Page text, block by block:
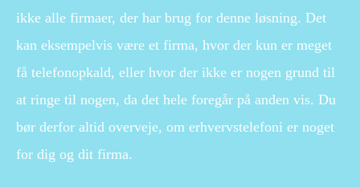
ikke alle firmaer, der har brug for denne løsning. Det
kan eksempelvis være et firma, hvor der kun er meget
få telefonopkald, eller hvor der ikke er nogen grund til
at ringe til nogen, da det hele foregår på anden vis. Du
bør derfor altid overveje, om erhvervstelefoni er noget
for dig og dit firma.